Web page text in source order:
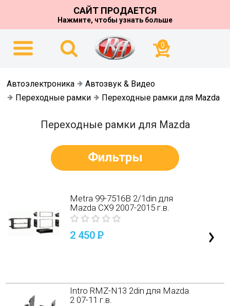
САЙТ ПРОДАЕТСЯ
Нажмите, чтобы узнать больше
0
Автоэлектроника
Автозвук & Видео
Переходные рамки
Переходные рамки для Mazda
Переходные рамки для Mazda
Фильтры
Metra 99-7516B 2/1din для
Mazda CX9 2007-2015 г.в.
2 450P
Intro RMZ-N13 2din для Mazda
2 07-11 г.в.